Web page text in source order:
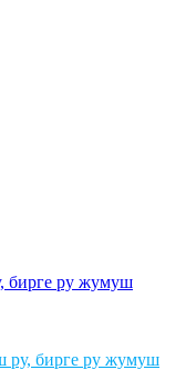
ру, бирге ру жумуш